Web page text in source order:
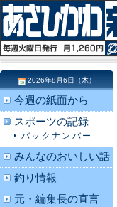
2026年8月6日（木）
今週の紙面から
スポーツの記録
バックナンバー
みんなのおいしい話
釣り情報
元・編集長の直言